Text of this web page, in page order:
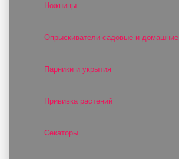
Ножницы
Опрыскиватели садовые и домашние
Парники и укрытия
Прививка растений
Секаторы